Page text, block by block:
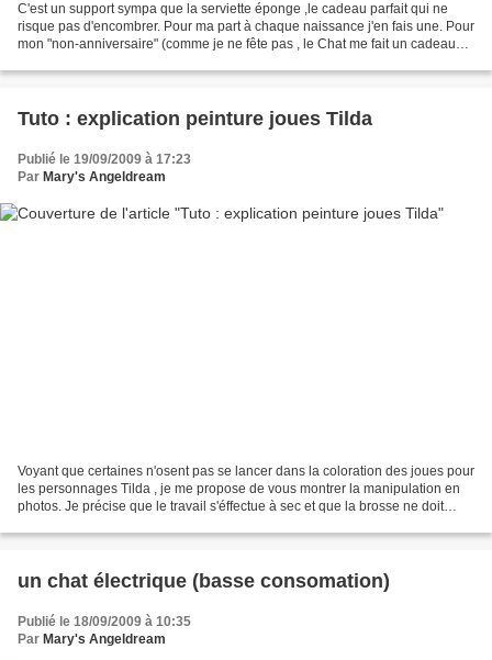
C'est un support sympa que la serviette éponge ,le cadeau parfait qui ne
risque pas d'encombrer. Pour ma part à chaque naissance j'en fais une. Pour
mon "non-anniversaire" (comme je ne fête pas , le Chat me fait un cadeau
Tuto : explication peinture joues Tilda
Publié le 19/09/2009 à 17:23
Par Mary's Angeldream
Voyant que certaines n'osent pas se lancer dans la coloration des joues pour
les personnages Tilda , je me propose de vous montrer la manipulation en
photos. Je précise que le travail s'éffectue à sec et que la brosse ne doit
un chat électrique (basse consomation)
Publié le 18/09/2009 à 10:35
Par Mary's Angeldream